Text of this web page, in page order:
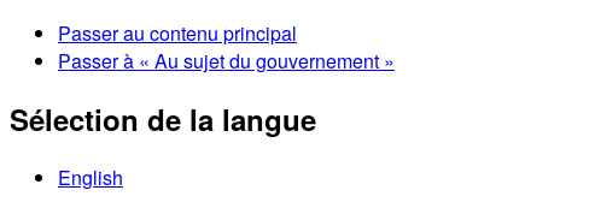
Passer au contenu principal
Passer à « Au sujet du gouvernement »
Sélection de la langue
English